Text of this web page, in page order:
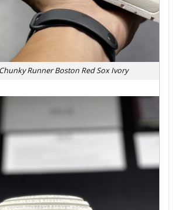
Runner Boston Red Sox Ivory